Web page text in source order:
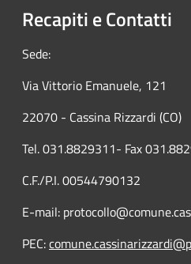
Recapiti e Contatti
Sede:
Via Vittorio Emanuele, 121
22070 - Cassina Rizzardi (CO)
Tel. 031.8829311- Fax
C.F./P.I. 00544790132
E-mail:
PEC: